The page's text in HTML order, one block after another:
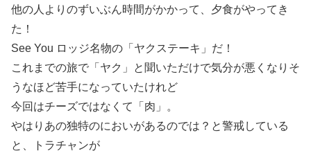
他の人よりのずいぶん時間がかかって、夕食がやってき
た！
See You ロッジ名物の「ヤクステーキ」だ！
これまでの旅で「ヤク」と聞いただけで気分が悪くなりそ
うなほど苦手になっていたけれど
今回はチーズではなくて「肉」。
やはりあの独特のにおいがあるのでは？と警戒している
と、トラチャンが